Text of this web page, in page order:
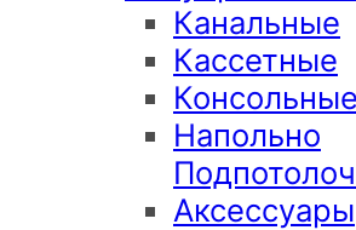
Канальные
Кассетные
Консольные
Напольно
Аксессуары